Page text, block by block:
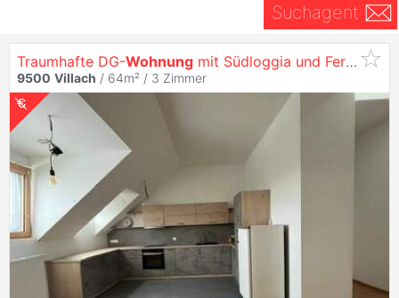
Suchagent
Traumhafte DG-Wohnung mit Südloggia und Fernblick in
9500 Villach / 64m² / 3 Zimmer